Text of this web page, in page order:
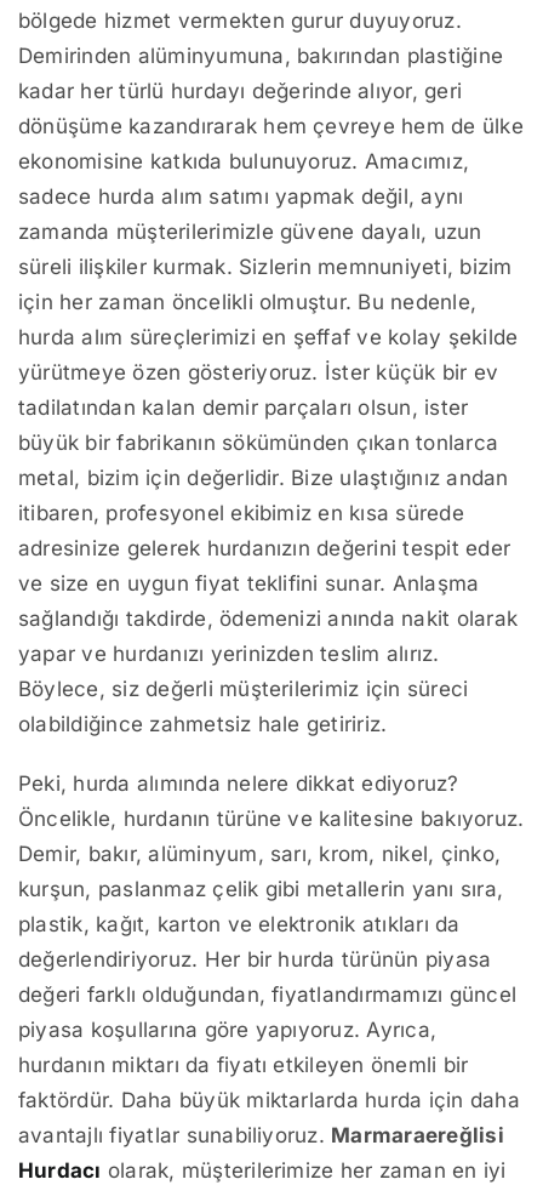
bölgede hizmet vermekten gurur duyuyoruz.
Demirinden alüminyumuna, bakırından plastiğine
kadar her türlü hurdayı değerinde alıyor, geri
dönüşüme kazandırarak hem çevreye hem de ülke
ekonomisine katkıda bulunuyoruz. Amacımız,
sadece hurda alım satımı yapmak değil, aynı
zamanda müşterilerimizle güvene dayalı, uzun
süreli ilişkiler kurmak. Sizlerin memnuniyeti, bizim
için her zaman öncelikli olmuştur. Bu nedenle,
hurda alım süreçlerimizi en şeffaf ve kolay şekilde
yürütmeye özen gösteriyoruz. İster küçük bir ev
tadilatından kalan demir parçaları olsun, ister
büyük bir fabrikanın sökümünden çıkan tonlarca
metal, bizim için değerlidir. Bize ulaştığınız andan
itibaren, profesyonel ekibimiz en kısa sürede
adresinize gelerek hurdanızın değerini tespit eder
ve size en uygun fiyat teklifini sunar. Anlaşma
sağlandığı takdirde, ödemenizi anında nakit olarak
yapar ve hurdanızı yerinizden teslim alırız.
Böylece, siz değerli müşterilerimiz için süreci
olabildiğince zahmetsiz hale getiririz.
Peki, hurda alımında nelere dikkat ediyoruz?
Öncelikle, hurdanın türüne ve kalitesine bakıyoruz.
Demir, bakır, alüminyum, sarı, krom, nikel, çinko,
kurşun, paslanmaz çelik gibi metallerin yanı sıra,
plastik, kağıt, karton ve elektronik atıkları da
değerlendiriyoruz. Her bir hurda türünün piyasa
değeri farklı olduğundan, fiyatlandırmamızı güncel
piyasa koşullarına göre yapıyoruz. Ayrıca,
hurdanın miktarı da fiyatı etkileyen önemli bir
faktördür. Daha büyük miktarlarda hurda için daha
avantajlı fiyatlar sunabiliyoruz. Marmaraereğlisi
Hurdacı olarak, müşterilerimize her zaman en iyi